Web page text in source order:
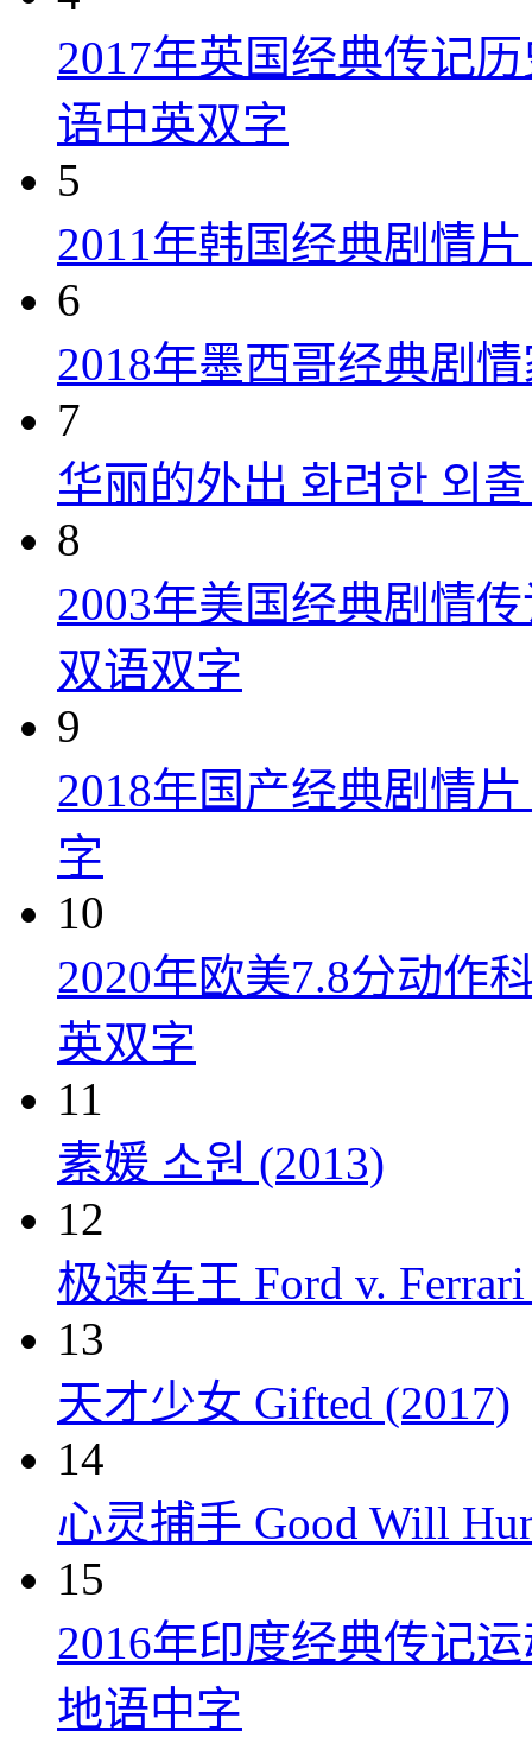
2017年英国经典传记
语中英双字
5
2011年韩国经典剧情
6
2018年墨西哥经典剧
7
华丽的外出 화려한 외
8
2003年美国经典剧情
双语双字
9
2018年国产经典剧情
字
10
2020年欧美7.8分动作
英双字
11
素媛 소원 (2013)
12
极速车王 Ford v.
13
天才少女 Gifted (2017)
14
心灵捕手 Good Will
15
2016年印度经典传记
地语中字